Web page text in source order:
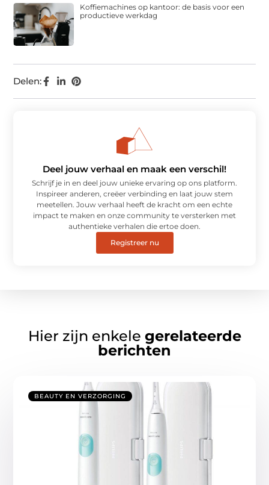
Delen:
Koffiemachines op kantoor: de basis voor een
productieve werkdag
Deel jouw verhaal en maak een verschil!
Schrijf je in en deel jouw unieke ervaring op ons platform.
Inspireer anderen, creëer verbinding en laat jouw stem
meetellen. Jouw verhaal heeft de kracht om een echte
impact te maken en onze community te versterken met
authentieke verhalen die ertoe doen.
Registreer nu
Hier zijn enkele gerelateerde
berichten
BEAUTY EN VERZORGING